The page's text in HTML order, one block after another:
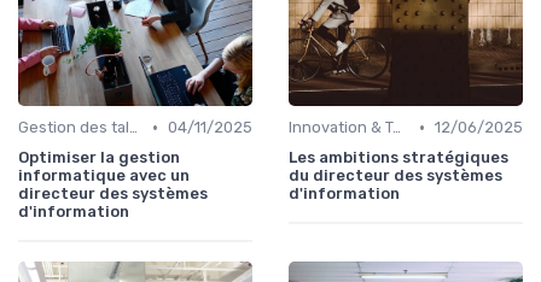
Gestion des talents IT • 04/11/2025
Optimiser la gestion
informatique avec un
directeur des systèmes
d'information
Innovation & Tendances • 12/06/2025
Les ambitions stratégiques
du directeur des systèmes
d'information